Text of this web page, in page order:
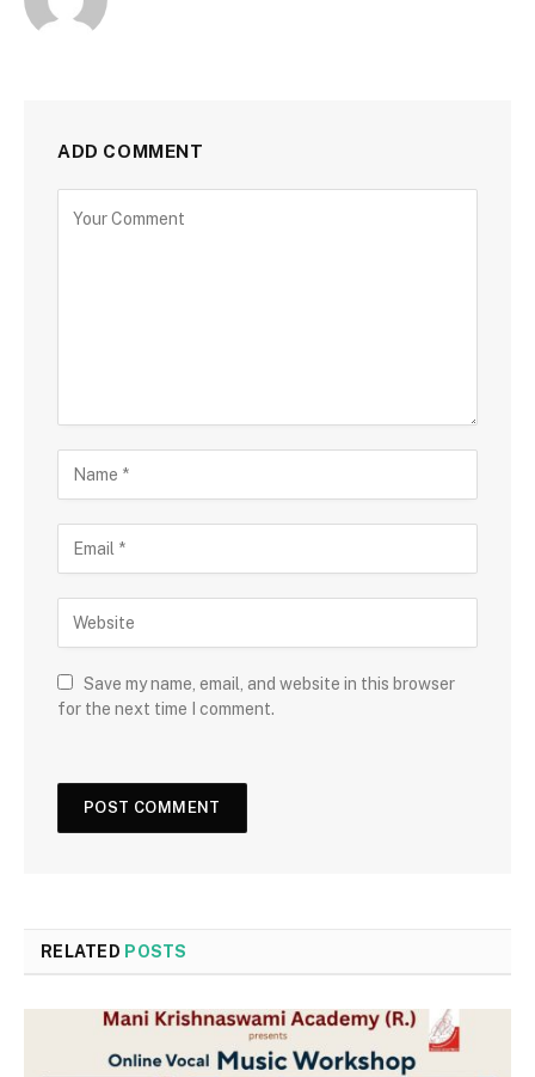
ADD COMMENT
Save my name, email, and website in this browser
for the next time I comment.
RELATED POSTS